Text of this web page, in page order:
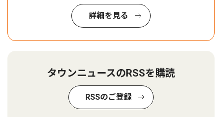
詳細を見る
タウンニュースのRSSを購読
RSSのご登録